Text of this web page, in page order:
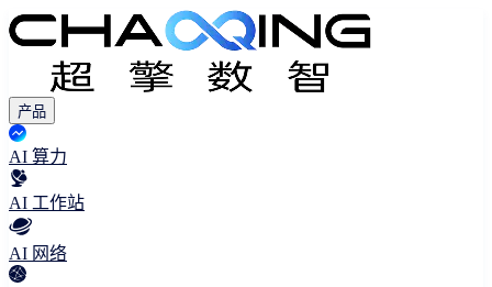
产品
AI 算力
AI 工作站
AI 网络